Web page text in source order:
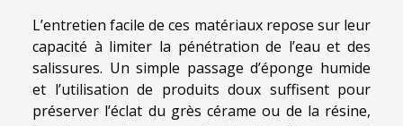
L’entretien facile de ces matériaux repose sur leur
capacité à limiter la pénétration de l’eau et des
salissures. Un simple passage d’éponge humide
et l’utilisation de produits doux suffisent pour
préserver l’éclat du grès cérame ou de la résine,